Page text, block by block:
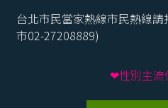
台北市民當家熱線市民熱線請
市02-27208889)
❤性別主